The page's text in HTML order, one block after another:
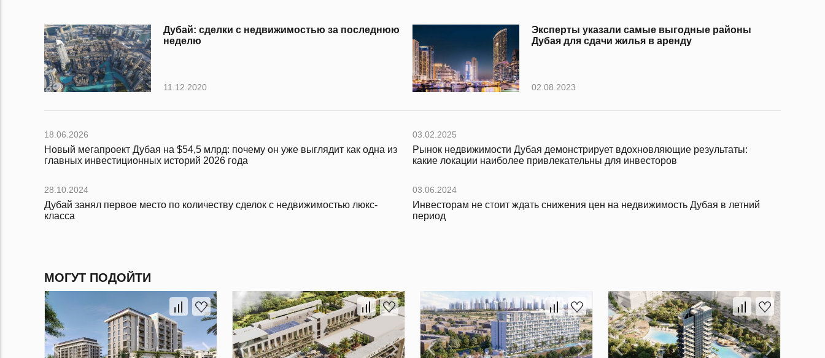
Дубай: сделки с недвижимостью за последнюю
неделю
11.12.2020
Эксперты указали самые выгодные районы
Дубая для сдачи жилья в аренду
02.08.2023
18.06.2026
Новый мегапроект Дубая на $54,5 млрд: почему он уже выглядит как одна из
главных инвестиционных историй 2026 года
03.02.2025
Рынок недвижимости Дубая демонстрирует вдохновляющие результаты:
какие локации наиболее привлекательны для инвесторов
28.10.2024
Дубай занял первое место по количеству сделок с недвижимостью люкс-
класса
03.06.2024
Инвесторам не стоит ждать снижения цен на недвижимость Дубая в летний
период
МОГУТ ПОДОЙТИ